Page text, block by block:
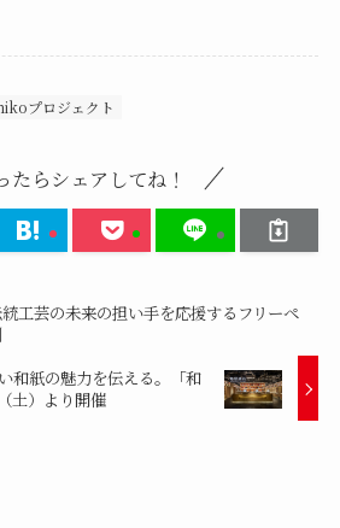
プロジェクト
たらシェアしてね！
工芸の未来の担い手を応援するフリーペ
和紙の魅力を伝える。「和
土）より開催